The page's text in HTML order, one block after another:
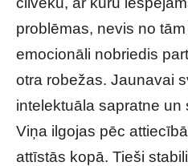
problēmas, nevis no
emocionāli nobriedis
otra robežas. Jaunavai
intelektuāla sapratne un
Viņa ilgojas pēc
attīstās kopā. Tieši